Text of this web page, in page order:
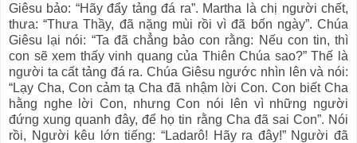
Giêsu bảo: “Hãy đẩy tảng đá ra”. Martha là chị người chết,
thưa: “Thưa Thầy, đã nặng mùi rồi vì đã bốn ngày”. Chúa
Giêsu lại nói: “Ta đã chẳng bảo con rằng: Nếu con tin, thì
con sẽ xem thấy vinh quang của Thiên Chúa sao?” Thế là
người ta cất tảng đá ra. Chúa Giêsu ngước nhìn lên và nói:
“Lạy Cha, Con cảm tạ Cha đã nhậm lời Con. Con biết Cha
hằng nghe lời Con, nhưng Con nói lên vì những người
đứng xung quanh đây, để họ tin rằng Cha đã sai Con”. Nói
rồi, Người kêu lớn tiếng: “Ladarô! Hãy ra đây!” Người đã